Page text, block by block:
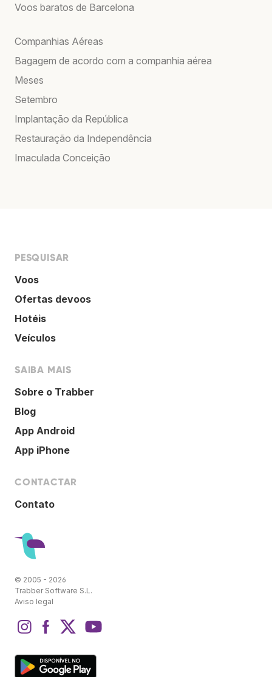
Voos baratos de Barcelona
Companhias Aéreas
Bagagem de acordo com a companhia aérea
Meses
Setembro
Implantação da República
Restauração da Independência
Imaculada Conceição
PESQUISAR
Voos
Ofertas devoos
Hotéis
Veículos
SAIBA MAIS
Sobre o Trabber
Blog
App Android
App iPhone
CONTACTAR
Contato
© 2005 - 2026
Trabber Software S.L.
Aviso legal